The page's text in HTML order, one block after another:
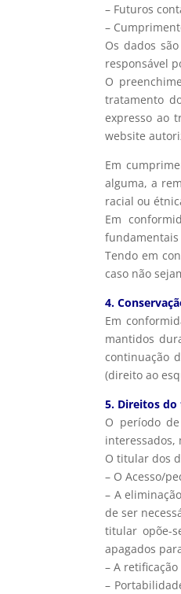
– Futuros
–
Os dados
responsável
O
tratamento
expresso ao
website
Em
alguma, a
racial ou
Em
Tendo em
caso não
4.
Em
mantidos
continuação
(direito ao
5. Direitos do
O período
O titular dos
– O Acesso/
– A
de ser
titular opõe-
apagados
– A
–